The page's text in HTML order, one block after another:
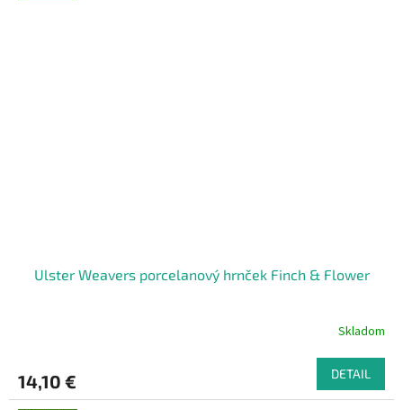
Ulster Weavers porcelanový hrnček Finch & Flower
Skladom
14,10 € DETAIL